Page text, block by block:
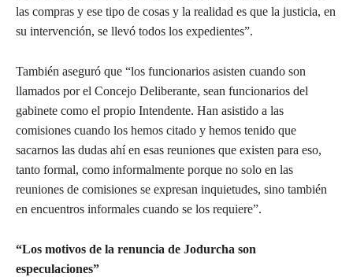
las compras y ese tipo de cosas y la realidad es que la justicia, en
su intervención, se llevó todos los expedientes”.
También aseguró que “los funcionarios asisten cuando son
llamados por el Concejo Deliberante, sean funcionarios del
gabinete como el propio Intendente. Han asistido a las
comisiones cuando los hemos citado y hemos tenido que
sacarnos las dudas ahí en esas reuniones que existen para eso,
tanto formal, como informalmente porque no solo en las
reuniones de comisiones se expresan inquietudes, sino también
en encuentros informales cuando se los requiere”.
“Los motivos de la renuncia de Jodurcha son
especulaciones”